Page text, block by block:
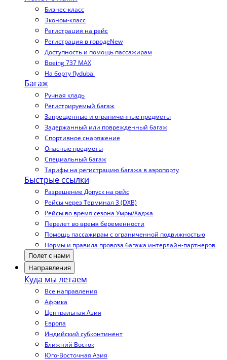
Бизнес-класс
Эконом-класс
Регистрация на рейс
Регистрация в городеNew
Доступность и помощь пассажирам
Boeing 737 MAX
На борту flydubai
Багаж
Ручная кладь
Регистрируемый багаж
Запрещенные и ограниченные предметы
Задержанный или поврежденный багаж
Спортивное снаряжение
Опасные предметы
Специальный багаж
Тарифы на регистрацию багажа в аэропорту
Быстрые ссылки
Разрешение Допуск на рейс
Рейсы через Терминал 3 (DXB)
Рейсы во время сезона Умры/Хаджа
Перелет во время беременности
Помощь пассажирам с ограниченной подвижностью
Нормы и правила провоза багажа интерлайн-партнеров
Полет с нами
Направления
Куда мы летаем
Все направления
Африка
Центральная Азия
Европа
Индийский субконтинент
Ближний Восток
Юго-Восточная Азия